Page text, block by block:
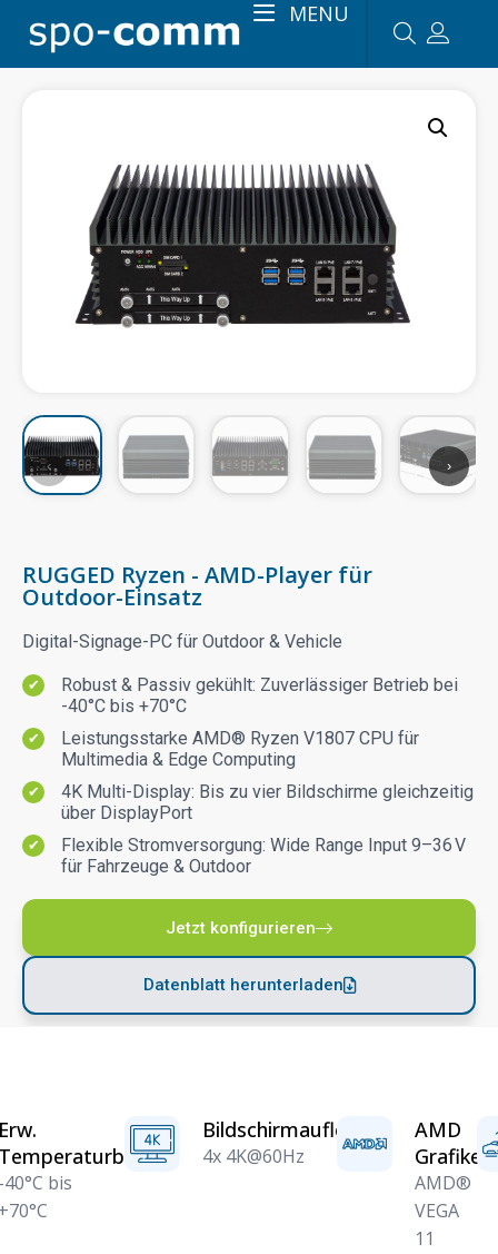
MENU
RUGGED Ryzen - AMD-Player für
Outdoor-Einsatz
Digital-Signage-PC für Outdoor & Vehicle
Robust & Passiv gekühlt: Zuverlässiger Betrieb bei
-40°C bis +70°C
Leistungsstarke AMD® Ryzen V1807 CPU für
Multimedia & Edge Computing
4K Multi-Display: Bis zu vier Bildschirme gleichzeitig
über DisplayPort
Flexible Stromversorgung: Wide Range Input 9–36 V
für Fahrzeuge & Outdoor
Jetzt konfigurieren
Datenblatt herunterladen
‹ ›
bis
Bildschirmauflösung
4x 4K@60Hz
AMD
AMD®
VEGA
11